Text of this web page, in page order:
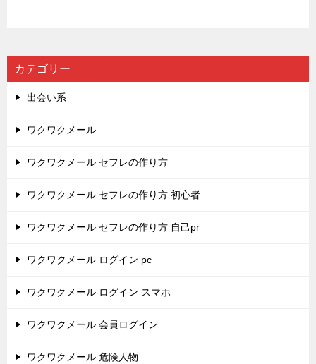
カテゴリー
出会い系
ワクワクメール
ワクワクメール セフレの作り方
ワクワクメール セフレの作り方 初心者
ワクワクメール セフレの作り方 自己pr
ワクワクメール ログイン pc
ワクワクメール ログイン スマホ
ワクワクメール 会員ログイン
ワクワクメール 危険人物